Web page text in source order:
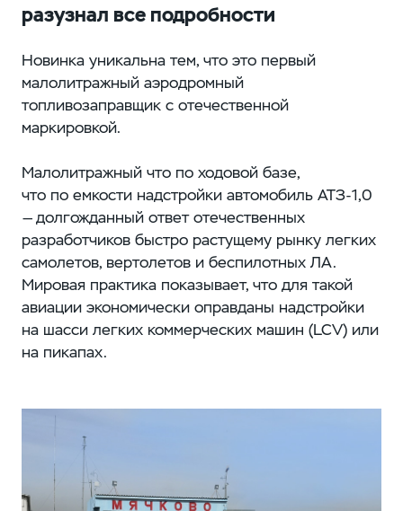
разузнал все подробности
Новинка уникальна тем, что это первый
малолитражный аэродромный
топливозаправщик с отечественной
маркировкой.
Малолитражный что по ходовой базе,
что по емкости надстройки автомобиль АТЗ-1,0
— долгожданный ответ отечественных
разработчиков быстро растущему рынку легких
самолетов, вертолетов и беспилотных ЛА.
Мировая практика показывает, что для такой
авиации экономически оправданы надстройки
на шасси легких коммерческих машин (LCV) или
на пикапах.